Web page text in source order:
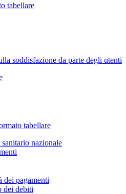
tabellare
soddisfazione da parte degli utenti
tabellare
nazionale
dei pagamenti
dei debiti